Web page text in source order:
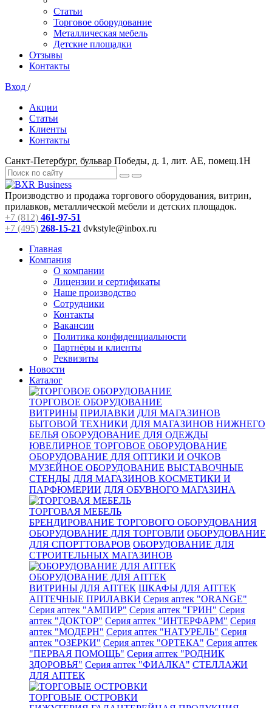
Статьи
Торговое оборудование
Металлическая мебель
Детские площадки
Отзывы
Контакты
Вход /
Акции
Статьи
Клиенты
Контакты
Санкт-Петербург, бульвар Победы, д. 1, лит. АЕ, помещ.1Н
Производство и продажа торгового оборудования, витрин,
прилавков, металлической мебели и детских площадок.
+7 (812) 461-97-51
+7 (495) 268-15-21 dvkstyle@inbox.ru
Главная
Компания
О компании
Лицензии и сертификаты
Наше производство
Сотрудники
Контакты
Вакансии
Политика конфиденциальности
Партнёры и клиенты
Реквизиты
Новости
Каталог
ТОРГОВОЕ ОБОРУДОВАНИЕ
ВИТРИНЫ ПРИЛАВКИ ДЛЯ МАГАЗИНОВ
БЫТОВОЙ ТЕХНИКИ ДЛЯ МАГАЗИНОВ НИЖНЕГО
БЕЛЬЯ ОБОРУДОВАНИЕ ДЛЯ ОДЕЖДЫ
ЮВЕЛИРНОЕ ТОРГОВОЕ ОБОРУДОВАНИЕ
ОБОРУДОВАНИЕ ДЛЯ ОПТИКИ И ОЧКОВ
МУЗЕЙНОЕ ОБОРУДОВАНИЕ ВЫСТАВОЧНЫЕ
СТЕНДЫ ДЛЯ МАГАЗИНОВ КОСМЕТИКИ И
ПАРФЮМЕРИИ ДЛЯ ОБУВНОГО МАГАЗИНА
ТОРГОВАЯ МЕБЕЛЬ
БРЕНДИРОВАНИЕ ТОРГОВОГО ОБОРУДОВАНИЯ
ОБОРУДОВАНИЕ ДЛЯ ТОРГОВЛИ ОБОРУДОВАНИЕ
ДЛЯ СПОРТТОВАРОВ ОБОРУДОВАНИЕ ДЛЯ
СТРОИТЕЛЬНЫХ МАГАЗИНОВ
ОБОРУДОВАНИЕ ДЛЯ АПТЕК
ВИТРИНЫ ДЛЯ АПТЕК ШКАФЫ ДЛЯ АПТЕК
АПТЕЧНЫЕ ПРИЛАВКИ Серия аптек "ORANGE"
Серия аптек "АМПИР" Серия аптек "ГРИН" Серия
аптек "ДОКТОР" Серия аптек "ИНТЕРФАРМ" Серия
аптек "МОДЕРН" Серия аптек "НАТУРЕЛЬ" Серия
аптек "ОЗЕРКИ" Серия аптек "ОРТЕКА" Серия аптек
"ПЕРВАЯ ПОМОЩЬ" Серия аптек "РОДНИК
ЗДОРОВЬЯ" Серия аптек "ФИАЛКА" СТЕЛЛАЖИ
ДЛЯ АПТЕК
ТОРГОВЫЕ ОСТРОВКИ